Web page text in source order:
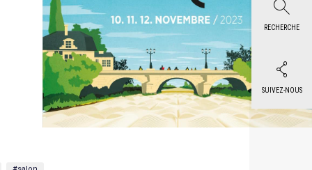
RECHERCHE
SUIVEZ-NOUS